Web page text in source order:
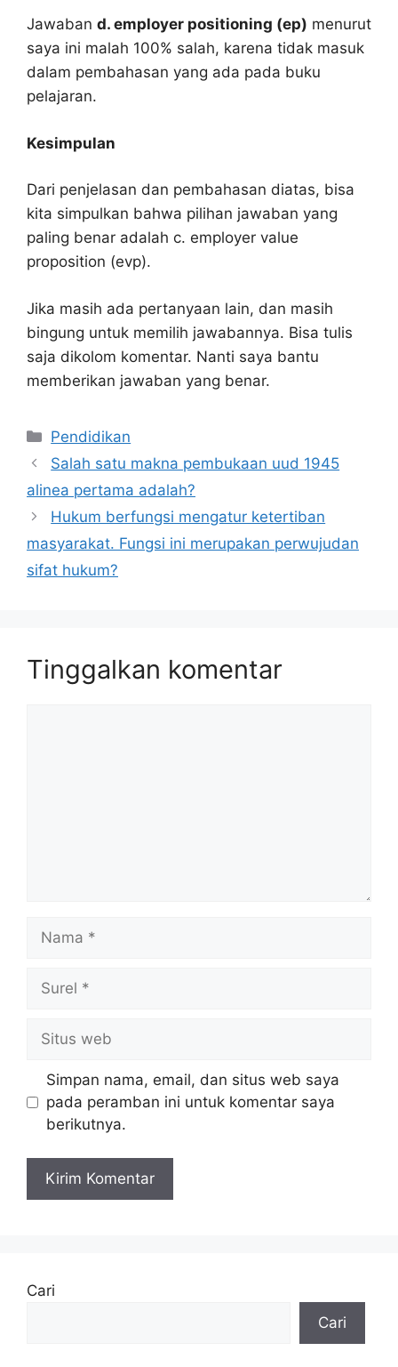
Jawaban d. employer positioning (ep) menurut
saya ini malah 100% salah, karena tidak masuk
dalam pembahasan yang ada pada buku
pelajaran.
Kesimpulan
Dari penjelasan dan pembahasan diatas, bisa
kita simpulkan bahwa pilihan jawaban yang
paling benar adalah c. employer value
proposition (evp).
Jika masih ada pertanyaan lain, dan masih
bingung untuk memilih jawabannya. Bisa tulis
saja dikolom komentar. Nanti saya bantu
memberikan jawaban yang benar.
Kategori
Pendidikan
Salah satu makna pembukaan uud 1945
alinea pertama adalah?
Hukum berfungsi mengatur ketertiban
masyarakat. Fungsi ini merupakan perwujudan
sifat hukum?
Tinggalkan komentar
web
Simpan nama, email, dan situs web saya
pada peramban ini untuk komentar saya
berikutnya.
Cari
Cari